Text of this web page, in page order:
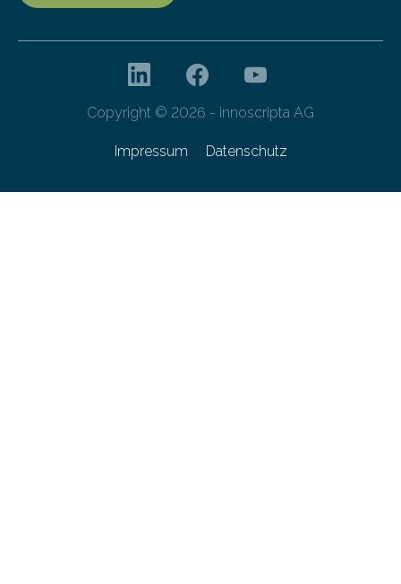
Copyright © 2026 - innoscripta AG
Impressum Datenschutz